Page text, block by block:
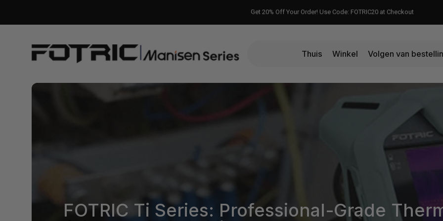
Free EU Delivery & Local VAT Included - No Customs Duty
FOTRIC
EU
Thuis Winkel
Thermal Cameras
Volgen van
FOTRIC Ti Series: Professional-Grade